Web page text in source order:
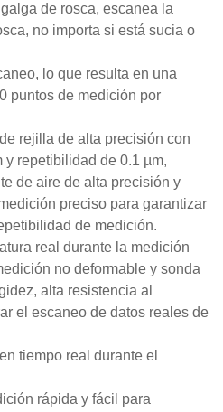
de rosca, escanea la
no importa si está sucia o
lo que resulta en una
puntos de medición por
rejilla de alta precisión con
y repetibilidad de 0.1 µm,
de aire de alta precisión y
preciso para garantizar
de medición.
real durante la medición
no deformable y sonda
alta resistencia al
el escaneo de datos reales de
tiempo real durante el
rápida y fácil para